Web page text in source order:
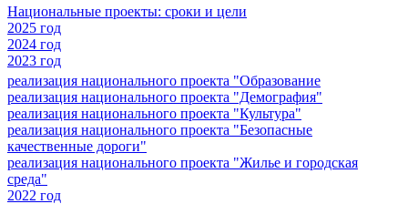
Национальные проекты: сроки и цели
2025 год
2024 год
2023 год
реализация национального проекта "Образование
реализация национального проекта "Демография"
реализация национального проекта "Культура"
реализация национального проекта "Безопасные
качественные дороги"
реализация национального проекта "Жилье и городская
среда"
2022 год